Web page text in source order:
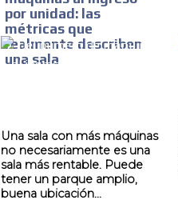
por unidad: las
métricas que
realmente describen
una sala
Una sala con más máquinas
no necesariamente es una
sala más rentable. Puede
tener un parque amplio,
buena ubicación...